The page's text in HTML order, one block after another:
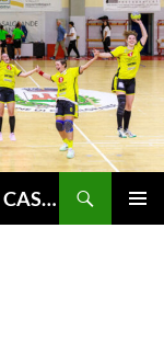
G.S.D. PALLAMANO SPALLANZANI CASALGRANDE